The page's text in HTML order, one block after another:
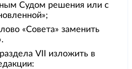
Судом решения или с
«Совета» заменить
VII изложить в